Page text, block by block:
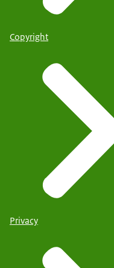
Copyright
Privacy